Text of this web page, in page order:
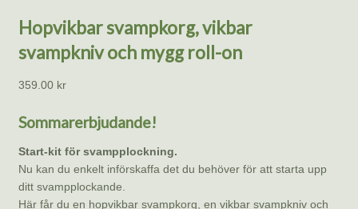
Hopvikbar svampkorg, vikbar
svampkniv och mygg roll-on
359.00 kr
Sommarerbjudande!
Start-kit för svampplockning.
Nu kan du enkelt införskaffa det du behöver för att starta upp
ditt svampplockande.
Här får du en hopvikbar svampkorg, en vikbar svampkniv och